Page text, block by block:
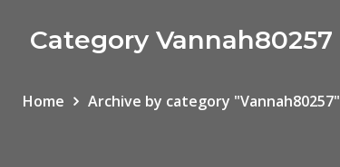
Category Vannah80257
Home Archive by category "Vannah80257"